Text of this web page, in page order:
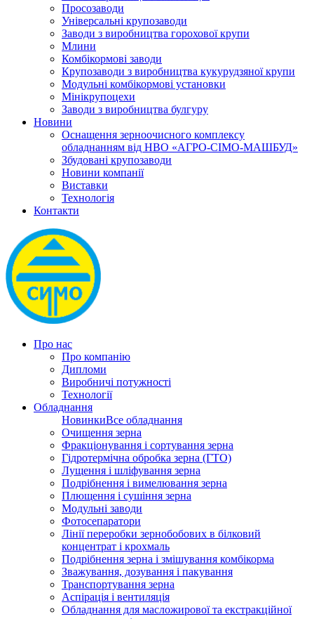
Просозаводи
Універсальні крупозаводи
Заводи з виробництва горохової крупи
Млини
Комбікормові заводи
Крупозаводи з виробництва кукурудзяної крупи
Модульні комбікормові установки
Мінікрупоцехи
Заводи з виробництва булгуру
Новини
Оснащення зерноочисного комплексу
обладнанням від НВО «АГРО-СІМО-МАШБУД»
Збудовані крупозаводи
Новини компанії
Виставки
Технологія
Контакти
Про нас
Про компанію
Дипломи
Виробничі потужності
Технології
Обладнання
НовинкиВсе обладнання
Очищення зерна
Фракціонування і сортування зерна
Гідротермічна обробка зерна (ГТО)
Лущення і шліфування зерна
Подрібнення і вимелювання зерна
Плющення і сушіння зерна
Модульні заводи
Фотосепаратори
Лінії переробки зернобобових в білковий
концентрат і крохмаль
Подрібнення зерна і змішування комбікорма
Зважування, дозування і пакування
Транспортування зерна
Аспірація і вентиляція
Обладнання для масложирової та екстракційної